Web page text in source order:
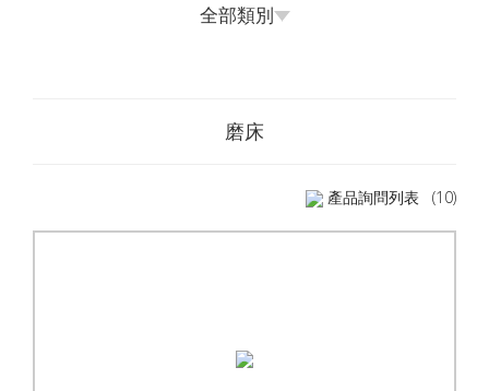
全部類別
磨床
產品詢問列表 (10)